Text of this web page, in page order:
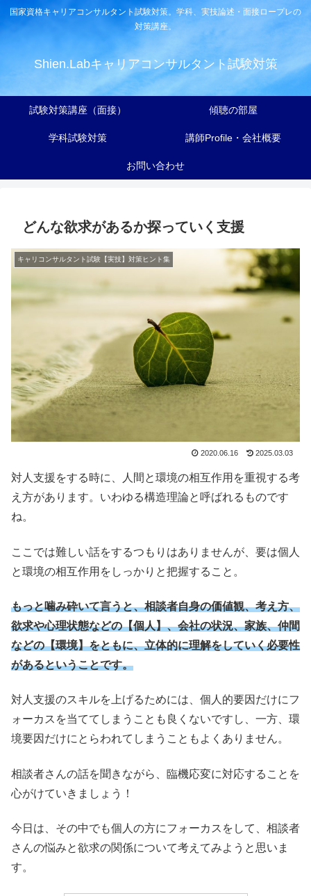
国家資格キャリアコンサルタント試験対策。学科、実技論述・面接ロープレの
対策講座。
Shien.Labキャリアコンサルタント試験対策
試験対策講座（面接） 傾聴の部屋
学科試験対策 講師Profile・会社概要
お問い合わせ
どんな欲求があるか探っていく支援
キャリコンサルタント試験【実技】対策ヒント集
2020.06.16 2025.03.03
対人支援をする時に、人間と環境の相互作用を重視する考
え方があります。いわゆる構造理論と呼ばれるものです
ね。
ここでは難しい話をするつもりはありませんが、要は個人
と環境の相互作用をしっかりと把握すること。
もっと噛み砕いて言うと、相談者自身の価値観、考え方、
欲求や心理状態などの【個人】、会社の状況、家族、仲間
などの【環境】をともに、立体的に理解をしていく必要性
があるということです。
対人支援のスキルを上げるためには、個人的要因だけにフ
ォーカスを当ててしまうことも良くないですし、一方、環
境要因だけにとらわれてしまうこともよくありません。
相談者さんの話を聞きながら、臨機応変に対応することを
心がけていきましょう！
今日は、その中でも個人の方にフォーカスをして、相談者
さんの悩みと欲求の関係について考えてみようと思いま
す。